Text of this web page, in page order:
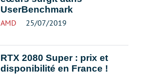
UserBenchmark
AMD 25/07/2019
RTX 2080 Super : prix et
disponibilité en France !